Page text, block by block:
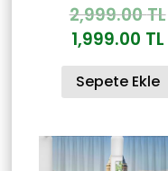
2,999.00TL
1,999.00 TL
Sepete Ekle